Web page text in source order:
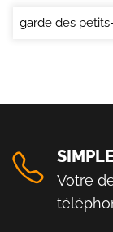
garde des
Votre